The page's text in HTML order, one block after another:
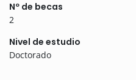
Nº de becas
2
Nivel de estudio
Doctorado